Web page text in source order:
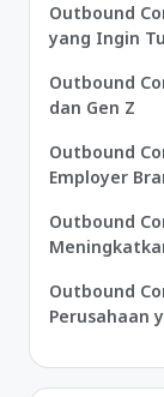
Outbound
yang Ingin
Outbound
dan Gen Z
Outbound
Employer
Outbound
Outbound
Perusahaan